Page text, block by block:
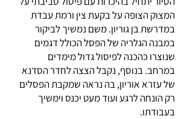
המצוק הצופה על בקעת צין ורמת עבדת
במדרשת בן גוריון. משם נמשיך לביקור
במבנה הגלריה של הפסל הכולל דגמים
שנוצרו כהכנה לפיסול גדול מימדים
במרחב. בנוסף, נקבל הצצה לחדר הסדנא
של עזרא אוריון, בה נראה שמקבת הפסלים
רק הונחה לרגע ועוד מעט יכנס וימשיך
בעבודתו.